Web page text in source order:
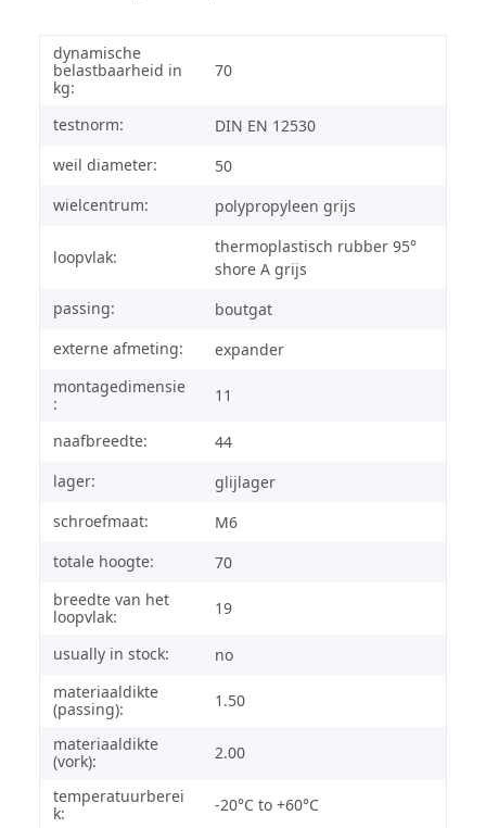
dynamische
belastbaarheid in
kg:
70
testnorm:
DIN EN 12530
weil diameter:
50
wielcentrum:
polypropyleen grijs
loopvlak:
thermoplastisch rubber 95°
shore A grijs
passing:
boutgat
externe afmeting:
expander
montagedimensie
:
11
naafbreedte:
44
lager:
glijlager
schroefmaat:
M6
totale hoogte:
70
breedte van het
loopvlak:
19
usually in stock:
no
materiaaldikte
(passing):
1.50
materiaaldikte
(vork):
2.00
temperatuurberei
k:
-20°C to +60°C